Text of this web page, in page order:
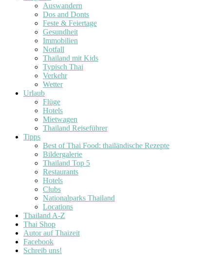
Auswandern
Dos and Donts
Feste & Feiertage
Gesundheit
Immobilien
Notfall
Thailand mit Kids
Typisch Thai
Verkehr
Wetter
Urlaub
Flüge
Hotels
Mietwagen
Thailand Reiseführer
Tipps
Best of Thai Food: thailändische Rezepte
Bildergalerie
Thailand Top 5
Restaurants
Hotels
Clubs
Nationalparks Thailand
Locations
Thailand A-Z
Thai Shop
Autor auf Thaizeit
Facebook
Schreib uns!